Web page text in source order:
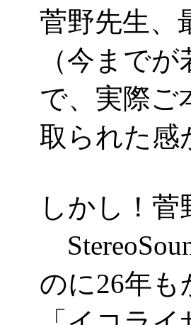
菅野先生、
（今まで
で、実際ご
取られた感
しかし！菅
のに26年